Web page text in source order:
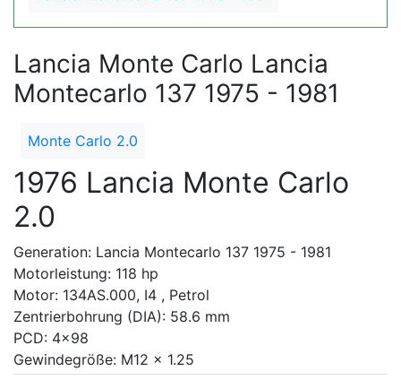
Lancia Monte Carlo Lancia
Montecarlo 137 1975 - 1981
Monte Carlo 2.0
1976 Lancia Monte Carlo
2.0
Generation: Lancia Montecarlo 137 1975 - 1981
Motorleistung: 118 hp
Motor: 134AS.000, I4 , Petrol
Zentrierbohrung (DIA): 58.6 mm
PCD: 4x98
Gewindegröße: M12 x 1.25